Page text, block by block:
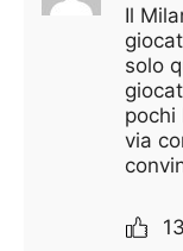
Il
solo
pochi
via
13